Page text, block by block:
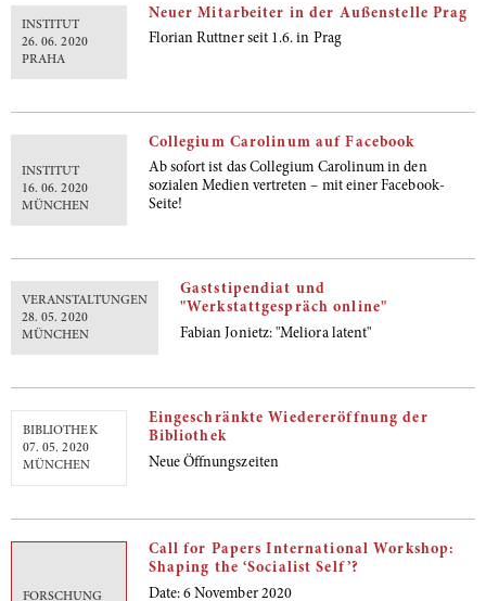
INSTITUT
26. 06. 2020
PRAHA
Neuer Mitarbeiter in der Außenstelle Prag
Florian Ruttner seit 1.6. in Prag
INSTITUT
16. 06. 2020
MÜNCHEN
Collegium Carolinum auf Facebook
Ab sofort ist das Collegium Carolinum in den
sozialen Medien vertreten – mit einer Facebook-
Seite!
VERANSTALTUNGEN
28. 05. 2020
MÜNCHEN
Gaststipendiat und
"Werkstattgespräch online"
Fabian Jonietz: "Meliora latent"
BIBLIOTHEK
07. 05. 2020
MÜNCHEN
Eingeschränkte Wiedereröffnung der
Bibliothek
Neue Öffnungszeiten
FORSCHUNG
Call for Papers International Workshop:
Shaping the ‘Socialist Self’?
Date: 6 November 2020